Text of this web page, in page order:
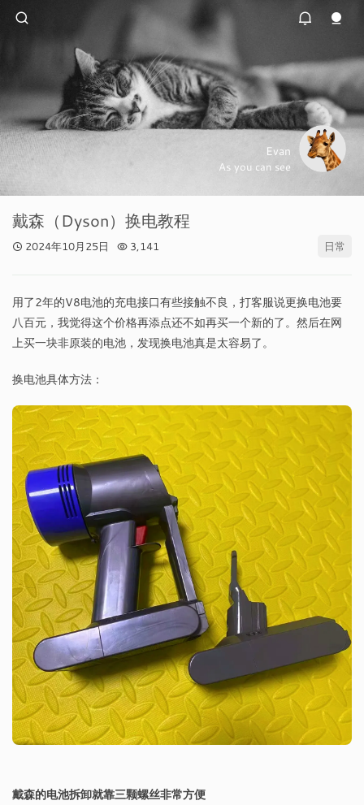
Evan
As you can see
戴森（Dyson）换电教程
2024年10月25日 3,141 日常
用了2年的V8电池的充电接口有些接触不良，打客服说更换电池要
八百元，我觉得这个价格再添点还不如再买一个新的了。然后在网
上买一块非原装的电池，发现换电池真是太容易了。
换电池具体方法：
戴森的电池拆卸就靠三颗螺丝非常方便